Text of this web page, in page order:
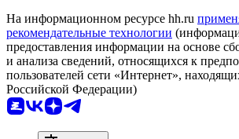
На информационном ресурсе hh.ru
рекомендательные технологии
предоставления информации на основе
и анализа сведений, относящихся к
пользователей сети «Интернет»,
Российской Федерации)